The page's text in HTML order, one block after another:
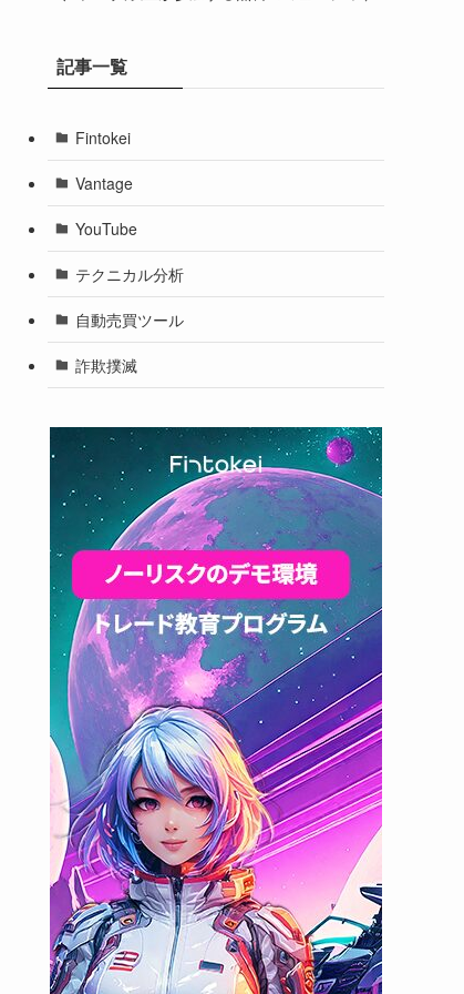
記事一覧
Fintokei
Vantage
YouTube
テクニカル分析
自動売買ツール
詐欺撲滅